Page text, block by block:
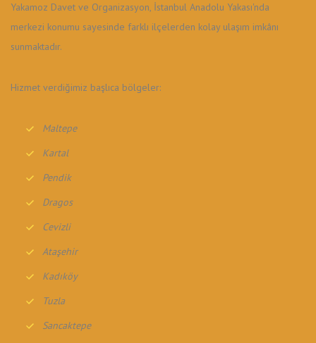
Yakamoz Davet ve Organizasyon, İstanbul Anadolu Yakası'nda
merkezi konumu sayesinde farklı ilçelerden kolay ulaşım imkânı
sunmaktadır.
Hizmet verdiğimiz başlıca bölgeler:
Maltepe
Kartal
Pendik
Dragos
Cevizli
Ataşehir
Kadıköy
Tuzla
Sancaktepe